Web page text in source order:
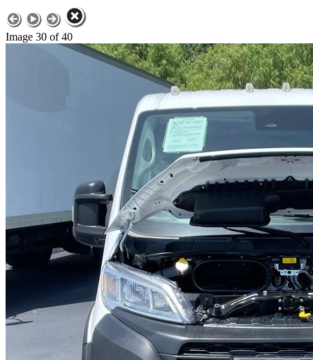
Image 30 of 40